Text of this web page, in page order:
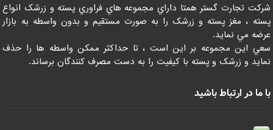
شرکت تجارت گستر همتا داراي مجموعه هاي فراوري پسته و زرشک انواع
پسته ، مغز پسته و زرشک را به صورت مستقيم و بدون واسطه به بازار
عرضه مي نمايد.
سعي اين مجموعه بر اين است ، تا حداکثر ممکن واسطه ها را حذف
نمايد و زرشک و پسته با کيفيت را به دست مصرف کنندگان برساند.
با ما در ارتباط باشید